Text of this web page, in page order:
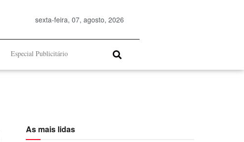
sexta-feira, 07, agosto, 2026
Especial Publicitário
As mais lidas